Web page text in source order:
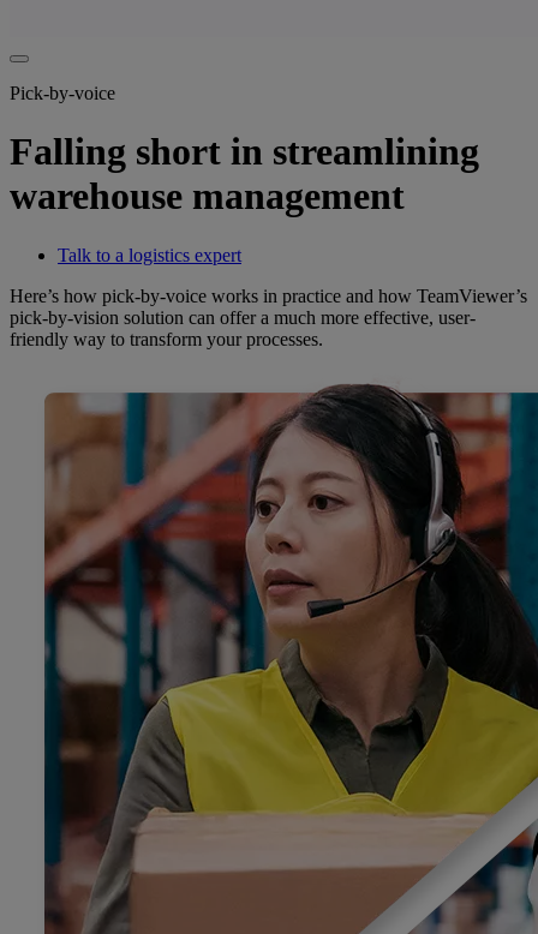
Pick-by-voice
Falling short in streamlining
warehouse management
Talk to a logistics expert
Here’s how pick-by-voice works in practice and how TeamViewer’s
pick-by-vision solution can offer a much more effective, user-
friendly way to transform your processes.